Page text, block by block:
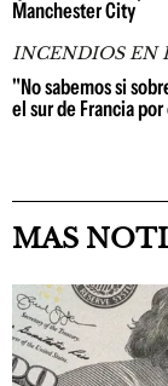
Manchester City
INCENDIOS EN
"No sabemos si
el sur de Francia
MAS